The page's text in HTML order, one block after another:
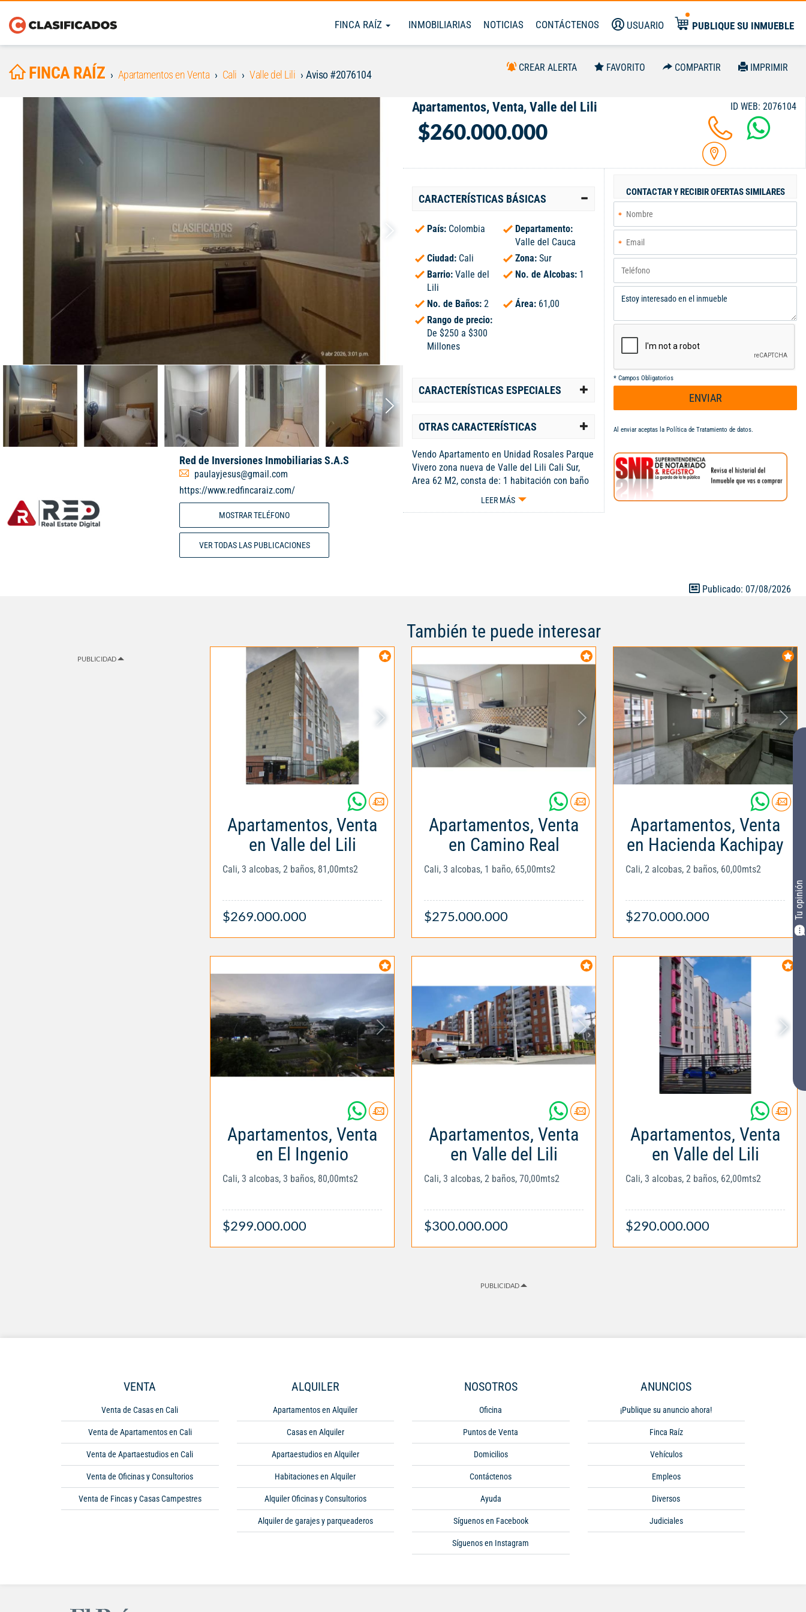
FINCA RAÍZ INMOBILIARIAS NOTICIAS CONTÁCTENOS USUARIO PUBLIQUE SU INMUEBLE
Tu opinión
FINCA RAÍZ Apartamentos en Venta Cali Valle del Lili Aviso #2076104
CREAR ALERTA FAVORITO COMPARTIR IMPRIMIR
Red de Inversiones Inmobiliarias S.A.S
paulayjesus@gmail.com
https://www.redfincaraiz.com/
MOSTRAR TELÉFONO
VER TODAS LAS PUBLICACIONES
Apartamentos, Venta, Valle del Lili
$260.000.000
ID WEB: 2076104
CARACTERÍSTICAS BÁSICAS
País: Colombia
Departamento:
Valle del Cauca
Ciudad: Cali Zona: Sur
Barrio: Valle del
Lili
No. de Alcobas: 1
No. de Baños: 2 Área: 61,00
Rango de precio:
De $250 a $300
Millones
CARACTERÍSTICAS ESPECIALES
OTRAS CARACTERÍSTICAS
Vendo Apartamento en Unidad Rosales Parque
Vivero zona nueva de Valle del Lili Cali Sur,
Area 62 M2, consta de: 1 habitación con baño
y closet . baño social . sala comedor . zona de
tv . estudio . cocina integral . zona de oficios.
LEER MÁS
CONTACTAR Y RECIBIR OFERTAS SIMILARES
* Campos Obligatorios
ENVIAR
Al enviar aceptas la Política de Tratamiento de datos.
Publicado: 07/08/2026
PUBLICIDAD
También te puede interesar
Apartamentos, Venta
en Valle del Lili
Cali, 3 alcobas, 2 baños, 81,00mts2
$269.000.000
Apartamentos, Venta
en Camino Real
Cali, 3 alcobas, 1 baño, 65,00mts2
$275.000.000
Apartamentos, Venta
en Hacienda Kachipay
Cali, 2 alcobas, 2 baños, 60,00mts2
$270.000.000
Apartamentos, Venta
en El Ingenio
Cali, 3 alcobas, 3 baños, 80,00mts2
$299.000.000
Apartamentos, Venta
en Valle del Lili
Cali, 3 alcobas, 2 baños, 70,00mts2
$300.000.000
Apartamentos, Venta
en Valle del Lili
Cali, 3 alcobas, 2 baños, 62,00mts2
$290.000.000
PUBLICIDAD
VENTA
Venta de Casas en Cali
Venta de Apartamentos en Cali
Venta de Apartaestudios en Cali
Venta de Oficinas y Consultorios
Venta de Fincas y Casas Campestres
ALQUILER
Apartamentos en Alquiler
Casas en Alquiler
Apartaestudios en Alquiler
Habitaciones en Alquiler
Alquiler Oficinas y Consultorios
Alquiler de garajes y parqueaderos
NOSOTROS
Oficina
Puntos de Venta
Domicilios
Contáctenos
Ayuda
Síguenos en Facebook
Síguenos en Instagram
ANUNCIOS
¡Publique su anuncio ahora!
Finca Raíz
Vehículos
Empleos
Diversos
Judiciales